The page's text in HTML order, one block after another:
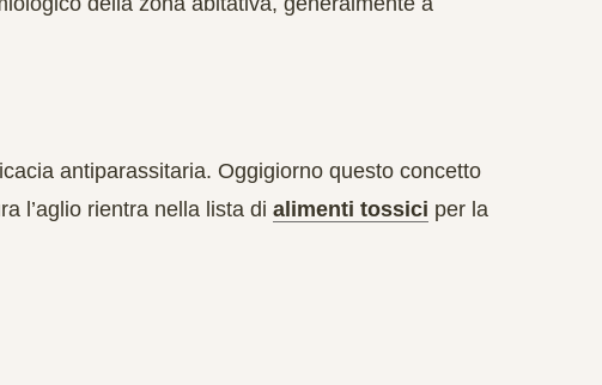
antiparassitaria. Oggigiorno questo concetto
l’aglio rientra nella lista di alimenti tossici per la